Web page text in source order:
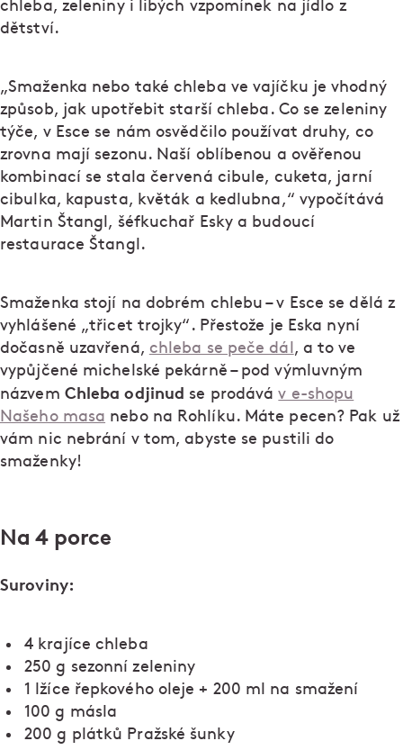
chleba, zeleniny i libých vzpomínek na jídlo z
dětství.
„Smaženka nebo také chleba ve vajíčku je vhodný
způsob, jak upotřebit starší chleba. Co se zeleniny
týče, v Esce se nám osvědčilo používat druhy, co
zrovna mají sezonu. Naší oblíbenou a ověřenou
kombinací se stala červená cibule, cuketa, jarní
cibulka, kapusta, květák a kedlubna,“ vypočítává
Martin Štangl, šéfkuchař Esky a budoucí
restaurace Štangl.
Smaženka stojí na dobrém chlebu – v Esce se dělá z
vyhlášené „třicet trojky“. Přestože je Eska nyní
dočasně uzavřená, chleba se peče dál , a to ve
vypůjčené michelské pekárně – pod výmluvným
názvem Chleba odjinud se prodáváv e-shopu
Našeho masa nebo na Rohlíku. Máte pecen? Pak už
vám nic nebrání v tom, abyste se pustili do
smaženky!
Na 4 porce
Suroviny:
4 krajíce chleba
250 g sezonní zeleniny
1 lžíce řepkového oleje + 200 ml na smažení
100 g másla
200 g plátků Pražské šunky